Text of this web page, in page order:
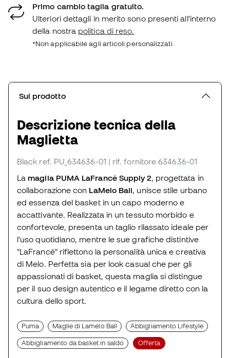
Primo cambio taglia gratuito.
Ulteriori dettagli in merito sono presenti all'interno
della nostra politica di reso.
*Non applicabile agli articoli personalizzati.
Sul prodotto
Descrizione tecnica della
Maglietta
Black ref. PU_634636-01 | rif. fornitore 634636-01
La maglia PUMA LaFrancé Supply 2 , progettata in
collaborazione con LaMelo Ball , unisce stile urbano
ed essenza del basket in un capo moderno e
accattivante. Realizzata in un tessuto morbido e
confortevole, presenta un taglio rilassato ideale per
l'uso quotidiano, mentre le sue grafiche distintive
"LaFrancé" riflettono la personalità unica e creativa
di Melo. Perfetta sia per look casual che per gli
appassionati di basket, questa maglia si distingue
per il suo design autentico e il legame diretto con la
cultura dello sport.
Puma Maglie di Lamelo Ball Abbigliamento Lifestyle
Abbigliamento da basket in saldo Offerta